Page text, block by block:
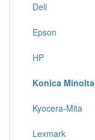
Deli
Epson
HP
Konica Minolta
Kyocera-Mita
Lexmark